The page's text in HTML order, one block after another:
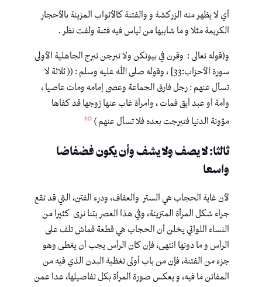
أي لا يظهر منه الزركشة و والفتنة كالأثواب المزينة بالأحجار
الكريمة مثلا و ما شاببها من لياس فيه فتنة ولفت نظر .
و(قوله تعالى : وقرن في بيوتكن ولا تبرجن تبرج الجاهلية الأولى
سورة الأحزاب:33] ، وقوله صلى الله عليه وسلم : (( ثلاثة لا
تسأل عنهم : رجل فارق الجماعة وعصى إمامه ومات عاصيا ،
وأمة أو عبد أبق فمات ، وامرأة غاب عنها زوجها قد كفاها
مؤونة الدنيا فتبرجت بعده فلا تسأل عنهم ) 10
ثالثا: لا يصف ولا يشف وأن يكون فضفاضا
واسعا
لأن غاية الحجاب هي الستر والعفاف، ودرء الفتن، التي قد تقع
جراء شكل المرأة المتزينة، وفي هذا العصر بتنا نرى كثيرا من
النساء اللواتي يخلن أن الحجاب هي قطعة قماش تلف على
الرأس و ما دونها انتهى، فإن كان الرأس يجب أن يغطى وهو
جزء من الفتنة، فإن من باب أولى تغظية البدن الذي فيه من
المفاتن ما فيه، و يعكس صورة المرأة بكل تفاصيلها، عدا عمن